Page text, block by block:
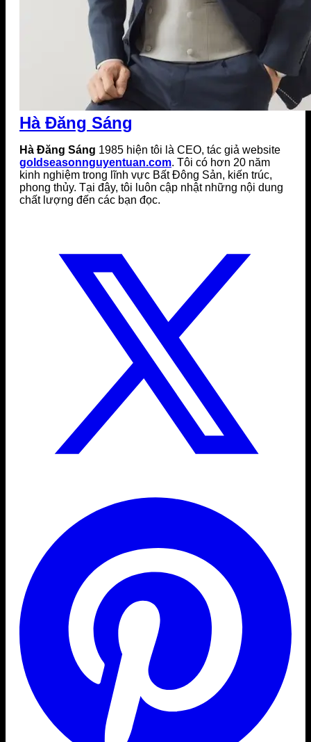
Hà Đăng Sáng
Hà Đăng Sáng 1985 hiện tôi là CEO, tác giả website
goldseasonnguyentuan.com. Tôi có hơn 20 năm
kinh nghiệm trong lĩnh vực Bất Đông Sản, kiến trúc,
phong thủy. Tại đây, tôi luôn cập nhật những nội dung
chất lượng đến các bạn đọc.